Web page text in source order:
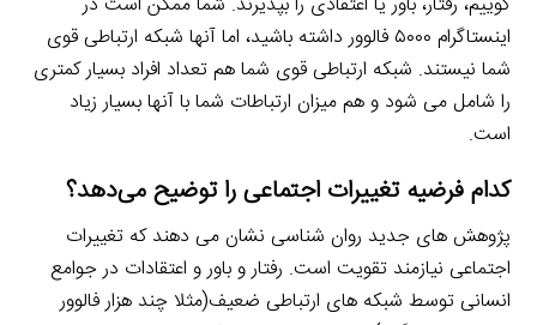
اینستاگرام ۵۰۰۰ فالوور داشته باشید، اما آنها شبکه ارتباطی قوی
شما نیستند. شبکه ارتباطی قوی شما هم تعداد افراد بسیار کمتری
را شامل می شود و هم میزان ارتباطات شما با آنها بسیار زیاد
است.
کدام فرضیه تغییرات اجتماعی را توضیح می‌دهد؟
پژوهش های جدید روان شناسی نشان می دهند که تغییرات
اجتماعی نیازمند تقویت است. رفتار و باور و اعتقادات در جوامع
انسانی توسط شبکه های ارتباطی ضعیف(مثلا چند هزار فالوور